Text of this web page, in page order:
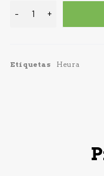
Etiquetas Heura